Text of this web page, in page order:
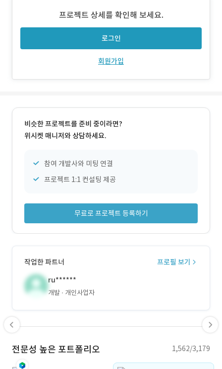
기획/설계부터 배포까지 전 과정 담당 Backend 개발 - Fast
프로젝트 상세를 확인해 보세요.
로그인
회원가입
비슷한 프로젝트를 준비 중이라면?
위시켓 매니저와 상담하세요.
참여 개발사와 미팅 연결
프로젝트 1:1 컨설팅 제공
무료로 프로젝트 등록하기
작업한 파트너
프로필 보기
ru******
개발 개인사업자
전문성 높은 포트폴리오 1,562/3,179